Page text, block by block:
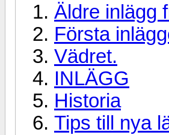
Äldre inlägg
Första
Vädret.
INLÄGG
Historia
Tips till nya